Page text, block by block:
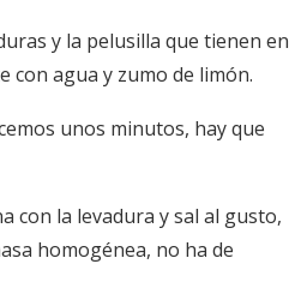
y la pelusilla que tienen en
con agua y zumo de limón.
unos minutos, hay que
con la levadura y sal al gusto,
homogénea, no ha de